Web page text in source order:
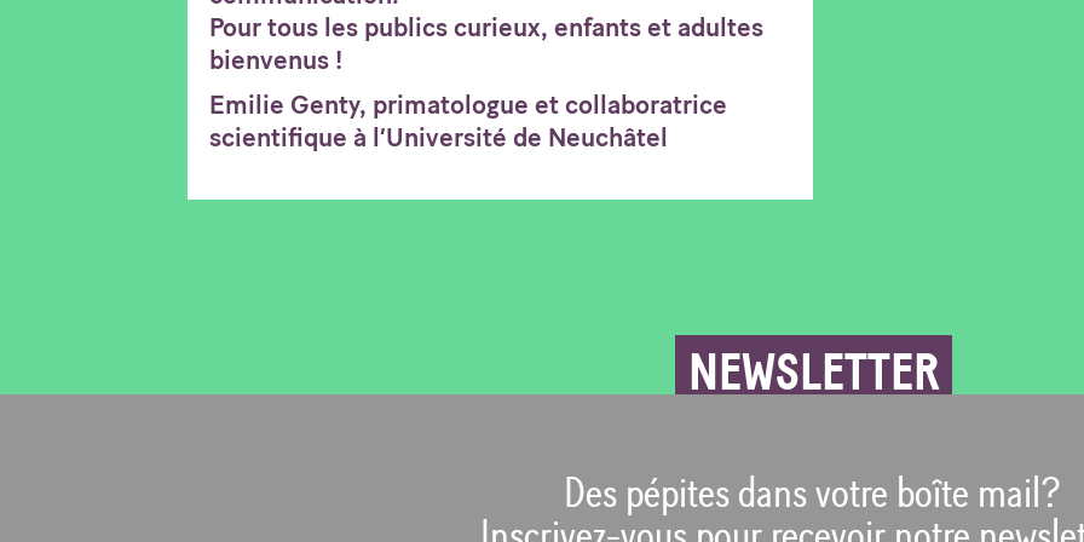
Pour tous les publics curieux, enfants et adultes
bienvenus !
Emilie Genty, primatologue et collaboratrice
scientifique à l’Université de Neuchâtel
Des pépites dans votre boîte mail?
NEWSLETTER